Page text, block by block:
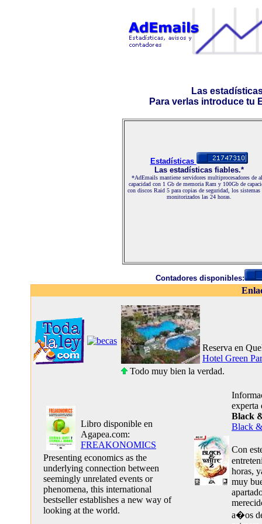
Las
Para verlas introduce tu
Estadísticas
Las estadísticas fiables.*
*AdEmails mantiene servidores multiprocesadores de
capacidad con 1 Gb de memoria Ram y 100Gb de
con discos Raid 5 para copias de seguridad, los sistemas
monitorizados las 24 horas.
Contadores disponibles:
Reserva en
Hotel Green
Todo muy bien la verdad.
Libro disponible en
Agapea.com:
FREAKONOMICS
Presenting economics as the
underlying connection between
seemingly unrelated events or
phenomena, this international
bestseller establishes a new way of
looking at the world.
experta
Black
Black
Con
horas,
muy
a�os